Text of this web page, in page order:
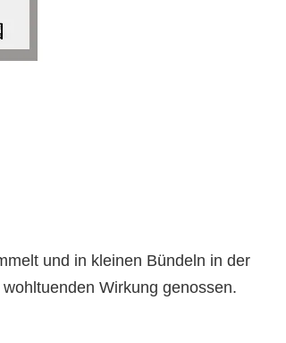
und in kleinen Bündeln in der
Wirkung genossen.